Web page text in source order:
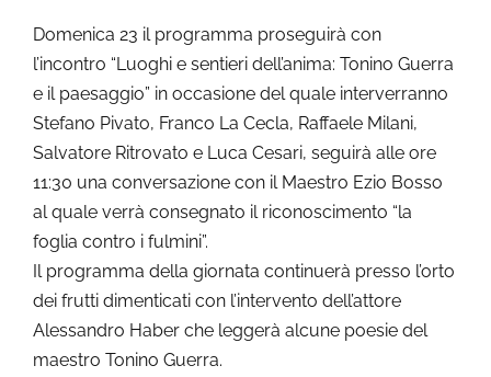
Domenica 23 il programma proseguirà con
l’incontro “Luoghi e sentieri dell’anima: Tonino Guerra
e il paesaggio” in occasione del quale interverranno
Stefano Pivato, Franco La Cecla, Raffaele Milani,
Salvatore Ritrovato e Luca Cesari, seguirà alle ore
11:30 una conversazione con il Maestro Ezio Bosso
al quale verrà consegnato il riconoscimento “la
foglia contro i fulmini”.
Il programma della giornata continuerà presso l’orto
dei frutti dimenticati con l’intervento dell’attore
Alessandro Haber che leggerà alcune poesie del
maestro Tonino Guerra.